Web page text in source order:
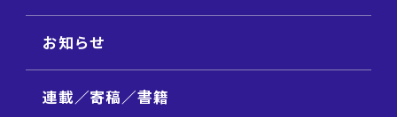
お知らせ
連載／寄稿／書籍